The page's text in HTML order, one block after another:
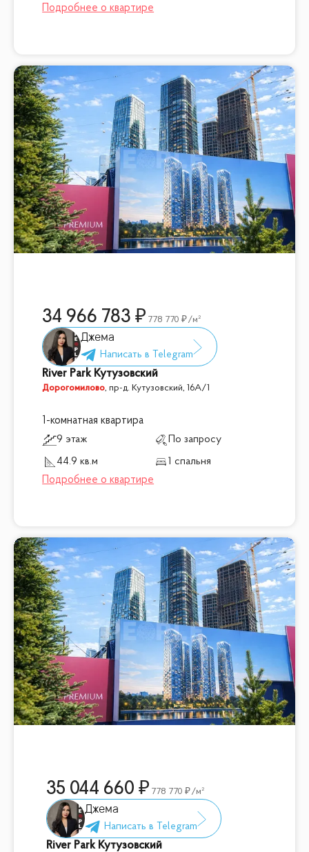
34 966 783 778 770 /м²
Джема
River Park Кутузовский
Дорогомилово,пр-д. Кутузовский, 16А/1
1-комнатная квартира
9 этаж
По запросу
44.9 кв.м
1 спальня
35 044 660 778 770 /м²
Джема
River Park Кутузовский